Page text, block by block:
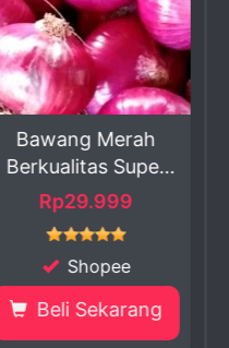
Disney Quick Fresh
Honey Madu Murni
...
Rp83.800
Shopee
Beli Sekarang